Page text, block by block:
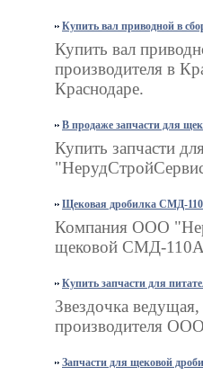
Купить вал приводной в
Купить вал
производителя в
Краснодаре.
В продаже запчасти для
Купить запчасти
Щековая дробилка СМД-
Компания ООО
щековой СМД-110А
Купить запчасти для
Звездочка
производителя
Запчасти для щековой